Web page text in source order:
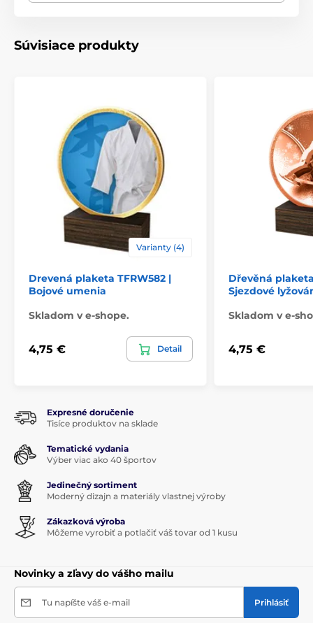
Spôsob personalizácie
Súvisiace produkty
Varianty (4)
Drevená plaketa TFRW582 |
Bojové umenia
Skladom v e-shope.
4,75 € Detail
Dřevěná
Sjezdové
Skladom v e-
4,75 €
Expresné doručenie
Tisíce produktov na sklade
Tematické vydania
Výber viac ako 40 športov
Jedinečný sortiment
Moderný dizajn a materiály vlastnej výroby
Zákazková výroba
Môžeme vyrobiť a potlačiť váš tovar od 1 kusu
Novinky a zľavy do vášho mailu
Tu napíšte váš e-mail Prihlásiť